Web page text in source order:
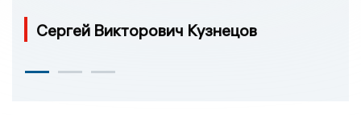
Сергей Викторович Кузнецов